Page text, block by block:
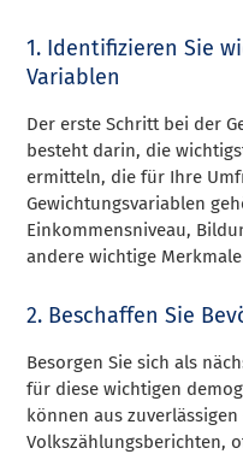
1. Identifizieren Sie
Variablen
Der erste Schritt bei der
besteht darin, die
ermitteln, die für Ihre
Gewichtungsvariablen
Einkommensniveau,
andere wichtige
2. Beschaffen Sie
Besorgen Sie sich als
für diese wichtigen
können aus
Volkszählungsberichten,